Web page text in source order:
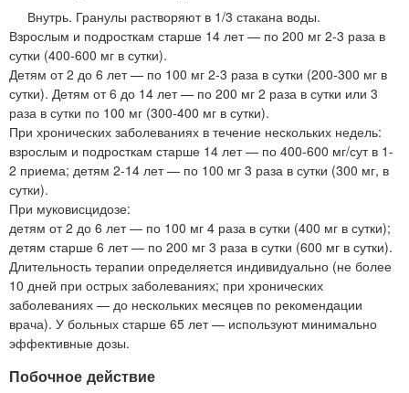
Внутрь. Гранулы растворяют в 1/3 стакана воды.
Взрослым и подросткам старше 14 лет — по 200 мг 2-3 раза в
сутки (400-600 мг в сутки).
Детям от 2 до 6 лет — по 100 мг 2-3 раза в сутки (200-300 мг в
сутки). Детям от 6 до 14 лет — по 200 мг 2 раза в сутки или 3
раза в сутки по 100 мг (300-400 мг в сутки).
При хронических заболеваниях в течение нескольких недель:
взрослым и подросткам старше 14 лет — по 400-600 мг/сут в 1-
2 приема; детям 2-14 лет — по 100 мг 3 раза в сутки (300 мг, в
сутки).
При муковисцидозе:
детям от 2 до 6 лет — по 100 мг 4 раза в сутки (400 мг в сутки);
детям старше 6 лет — по 200 мг 3 раза в сутки (600 мг в сутки).
Длительность терапии определяется индивидуально (не более
10 дней при острых заболеваниях; при хронических
заболеваниях — до нескольких месяцев по рекомендации
врача). У больных старше 65 лет — используют минимально
эффективные дозы.
Побочное действие